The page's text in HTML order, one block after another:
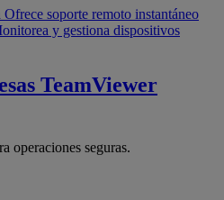
Ofrece soporte remoto instantáneo
y gestiona dispositivos
TeamViewer
operaciones seguras.